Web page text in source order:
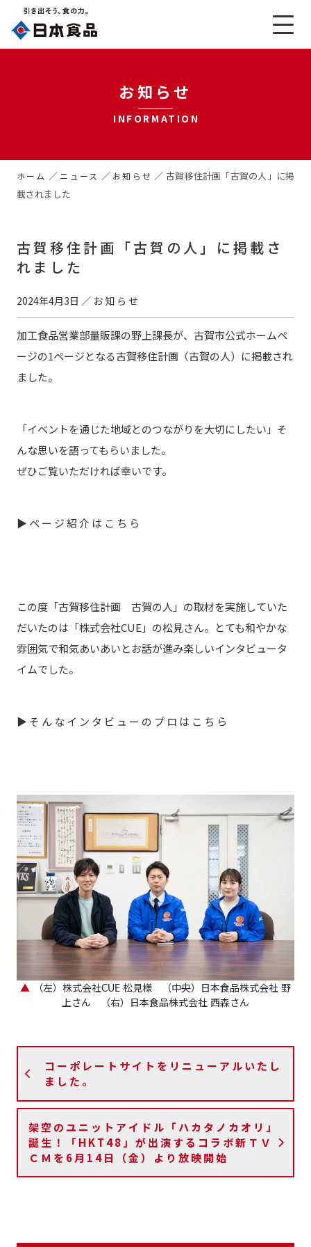
お知らせ
INFORMATION
ホーム ／ ニュース ／ お知らせ ／ 古賀移住計画「古賀の人」に掲
載されました
古賀移住計画「古賀の人」に掲載さ
れました
2024年4月3日 ／ お知らせ
加工食品営業部量販課の野上課長が、古賀市公式ホームペ
ージの1ページとなる古賀移住計画（古賀の人）に掲載され
ました。
「イベントを通じた地域とのつながりを大切にしたい」そ
んな思いを語ってもらいました。
ぜひご覧いただければ幸いです。
▶︎ページ紹介はこち ら
この度「古賀移住計画 古賀の人」の取材を実施していた
だいたのは「株式会社CUE」の松見さん。とても和やかな
雰囲気で和気あいあいとお話が進み楽しいインタビュータ
イムでした。
▶︎そんなインタビューのプロはこち ら
（左）株式会社CUE 松見様 （中央）日本食品株式会社 野
上さん （右）日本食品株式会社 西森さん
コーポレートサイトをリニューアルいたし
ました。
架空のユニットアイドル「ハカタノカオリ」
誕生！「HKT48」が出演するコラボ新ＴＶ
ＣＭを6月14日（金）より放映開始